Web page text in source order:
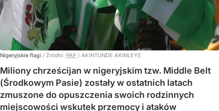
Nigeryjskie flagi / Źródło: PAP / AKINTUNDE AKINLEYE
Miliony chrześcijan w nigeryjskim tzw. Middle Belt
(Środkowym Pasie) zostały w ostatnich latach
zmuszone do opuszczenia swoich rodzinnych
miejscowości wskutek przemocy i ataków